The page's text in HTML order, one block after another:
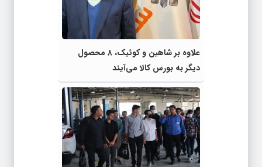
علاوه بر شاهین و کوئیک، ۸ محصول
دیگر به بورس کالا می‌آیند